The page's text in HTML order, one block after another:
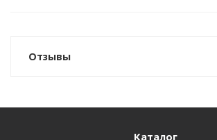
Отзывы
Каталог